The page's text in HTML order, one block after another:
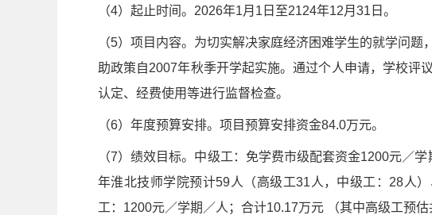
（4）起止时间。2026年1月1日至2124年12月31日。
（5）项目内容。为切实解决家庭经济困难学生的就学问
助政策自2007年秋季开学起实施。通过个人申请，学校评
认定、经费使用等进行监督检查。
（6）年度预算安排。项目预算安排资金84.0万元。
（7）绩效目标。中级工：免学费市级配套资金1200元／
年淮北技师学院预计59人（高级工31人，中级工：28人
工：1200元／学期／人；合计10.17万元 （其中高级工预